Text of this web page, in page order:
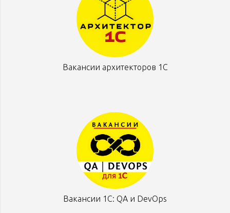
Вакансии архитекторов 1С
Вакансии 1С: QA и DevOps